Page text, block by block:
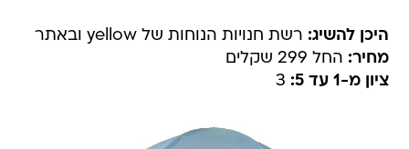
היכן להשיג: רשת חנויות הנוחות של yellow ובאתר
מחיר: החל 299 שקלים
ציון מ-1 עד 5: